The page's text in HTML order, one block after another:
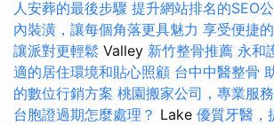
人安葬的最後步驟 提升網站排名的SEO
內裝潢，讓每個角落更具魅力 享受便捷
讓派對更輕鬆 Valley 新竹整骨推薦 永和
適的居住環境和貼心照顧 台中中醫整骨
的數位行銷方案 桃園搬家公司，專業服
台胞證過期怎麼處理？ Lake 優質牙醫，